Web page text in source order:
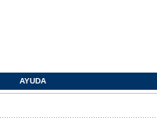
AYUDA